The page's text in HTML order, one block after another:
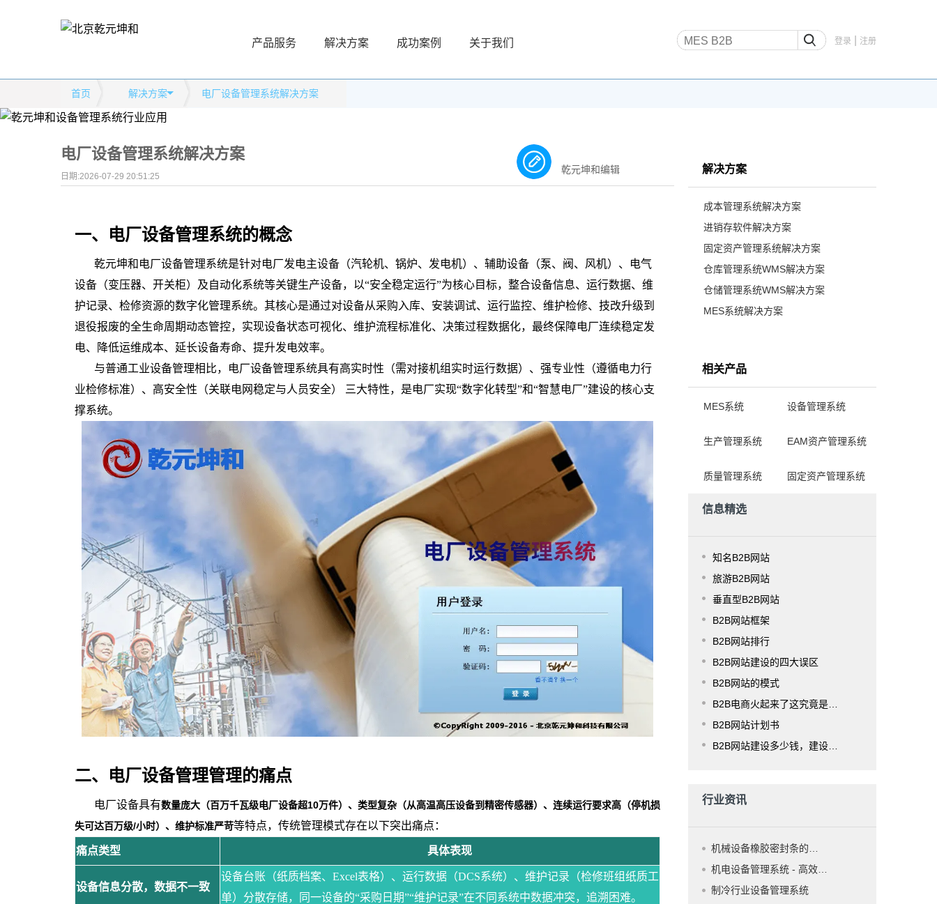
产品服务 解决方案 成功案例 关于我们 登录 注册
首页 解决方案 电厂设备管理系统解决方案
电厂设备管理系统解决方案
日期:2026-07-29 20:51:25
乾元坤和编辑
一、电厂设备管理系统的概念
乾元坤和电厂设备管理系统是针对电厂发电主设备（汽轮机、锅炉、发电机）、辅助设备（泵、阀、风机）、电气
设备（变压器、开关柜）及自动化系统等关键生产设备，以“安全稳定运行”为核心目标，整合设备信息、运行数据、维
护记录、检修资源的数字化管理系统。其核心是通过对设备从采购入库、安装调试、运行监控、维护检修、技改升级到
退役报废的全生命周期动态管控，实现设备状态可视化、维护流程标准化、决策过程数据化，最终保障电厂连续稳定发
电、降低运维成本、延长设备寿命、提升发电效率。
与普通工业设备管理相比，电厂设备管理系统具有高实时性（需对接机组实时运行数据）、强专业性（遵循电力行
业检修标准）、高安全性（关联电网稳定与人员安全）
三大特性，是电厂实现“数字化转型”和“智慧电厂”建设的核心支
撑系统。
二、电厂设备管理管理的痛点
电厂设备具有数量庞大（百万千瓦级电厂设备超10万件）、类型复杂（从高温高压设备到精密传感器）、连续运行要求高（停机损
失可达百万级/小时）、维护标准严苛等特点，传统管理模式存在以下突出痛点：
痛点类型 具体表现
设备信息分散，数据不一致
设备台账（纸质档案、Excel表格）、运行数据（DCS系统）、维护记录（检修班组纸质工
单）分散存储，同一设备的“采购日期”“维护记录”在不同系统中数据冲突，追溯困难。
解决方案
成本管理系统解决方案
进销存软件解决方案
固定资产管理系统解决方案
仓库管理系统WMS解决方案
仓储管理系统WMS解决方案
MES系统解决方案
相关产品
MES系统 设备管理系统
生产管理系统 EAM资产管理系统
质量管理系统 固定资产管理系统
信息精选
知名B2B网站
旅游B2B网站
垂直型B2B网站
B2B网站框架
B2B网站排行
B2B网站建设的四大误区
B2B网站的模式
B2B电商火起来了这究竟是为什么？
B2B网站计划书
B2B网站建设多少钱，建设费用是多少？
行业资讯
机械设备橡胶密封条的特点及 性能
机电设备管理系统 - 高效的设备管理解决方案
制冷行业设备管理系统